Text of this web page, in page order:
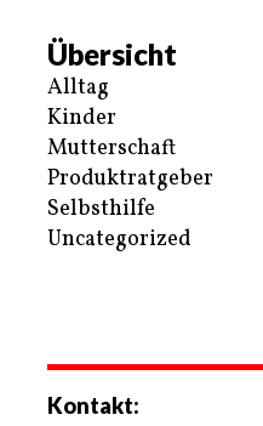
Übersicht
Alltag
Kinder
Mutterschaft
Produktratgeber
Selbsthilfe
Uncategorized
Kontakt: